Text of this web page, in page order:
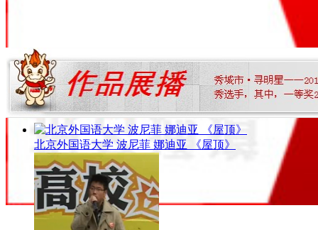
北京外国语大学 波尼菲 娜迪亚 《屋顶》